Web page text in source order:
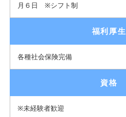
月６日 ※シフト制
福利厚生
各種社会保険完備
資格
※未経験者歓迎